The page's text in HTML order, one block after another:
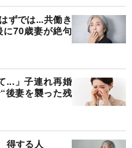
ずでは...共働き
70歳妻が絶句
...」子連れ再婚
後妻を襲った残
得する人